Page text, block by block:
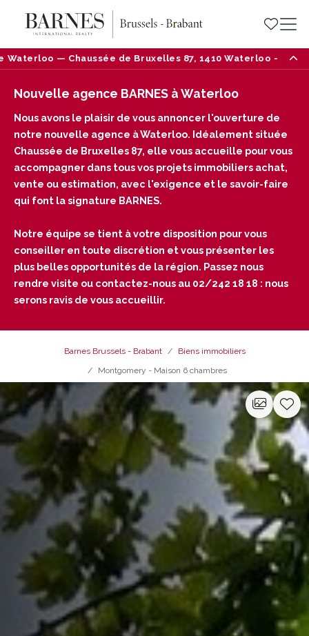
87, 1410 Waterloo — Tél : 02/242 18 18
Nouvelle agence BARNES à Waterloo
Nous avons le plaisir de vous annoncer l'ouverture de
notre nouvelle agence à Waterloo. Idéalement située
Chaussée de Bruxelles 87, elle vous accueille pour vous
accompagner dans tous vos projets immobiliers achat,
vente ou estimation, avec l'exigence et le savoir-faire
qui font la signature BARNES.
Notre équipe se tient à votre disposition pour vous
conseiller en toute discrétion et vous présenter les
plus belles opportunités de la région. Passez nous
rendre visite ou contactez-nous au 02/242 18 18 : nous
serons ravis de vous accueillir.
Barnes Brussels - Brabant
Biens immobiliers
Montgomery - Maison 6 chambres